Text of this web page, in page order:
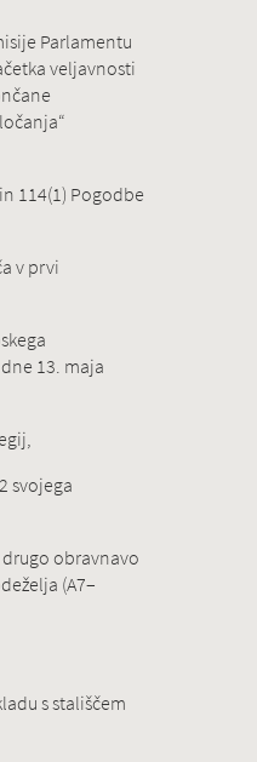
Parlamentu
veljavnosti
114(1) Pogodbe
v prvi
13. maja
svojega
obravnavo
(A7–
s stališčem